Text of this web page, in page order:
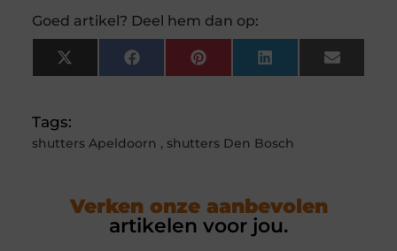
Goed artikel? Deel hem dan op:
X
(Twitter)
FacebookPinterestLinkedInEmail
Tags:
shutters Apeldoorn , shutters Den Bosch
Verken onze aanbevolen
artikelen voor jou.